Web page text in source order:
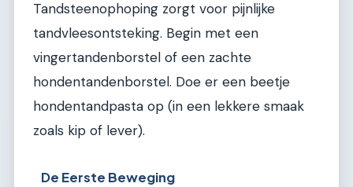
Tandsteenophoping zorgt voor pijnlijke
tandvleesontsteking. Begin met een
vingertandenborstel of een zachte
hondentandenborstel. Doe er een beetje
hondentandpasta op (in een lekkere smaak
zoals kip of lever).
De Eerste Beweging